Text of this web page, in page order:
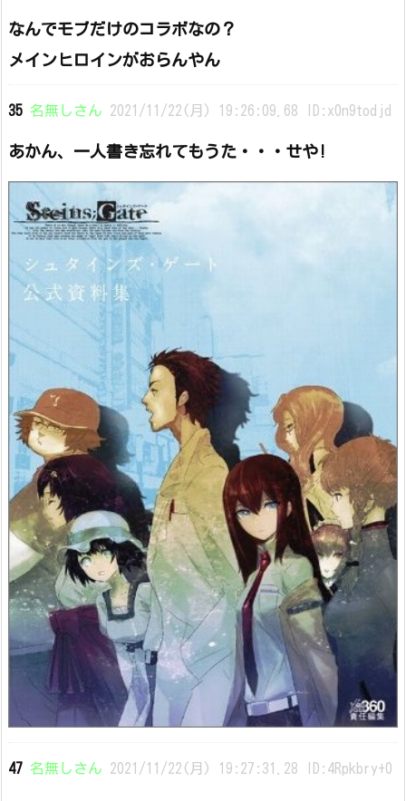
なんでモブだけのコラボなの？
メインヒロインがおらんやん
35 名無しさん 2021/11/22(月) 19:26:09.68 ID:x0n9todjd
あかん、一人書き忘れてもうた・・・せや!
47 名無しさん 2021/11/22(月) 19:27:31.28 ID:4Rpkbry+0